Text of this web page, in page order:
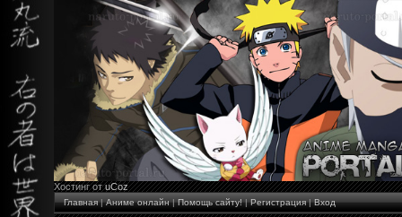
Хостинг отuCoz
Главная|Аниме онлайн|Помощь сайту!|Регистрация|Вход